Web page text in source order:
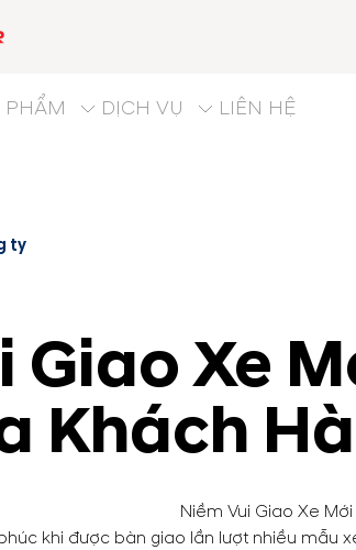
PHẨM DỊCH VỤ LIÊN HỆ
ty
Giao Xe
Khách
Niềm Vui Giao Xe
khi được bàn giao lần lượt nhiều mẫu